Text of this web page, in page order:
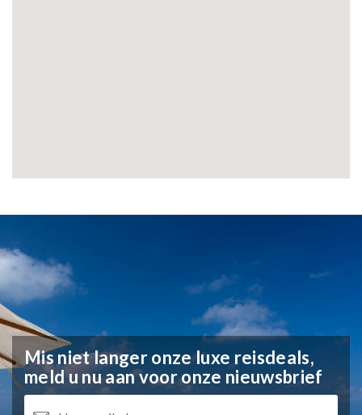
Mis niet langer onze luxe reisdeals,
meld u nu aan voor onze nieuwsbrief